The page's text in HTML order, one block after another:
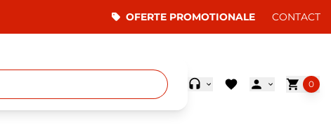
OFERTE PROMOTIONALE CONTACT
0